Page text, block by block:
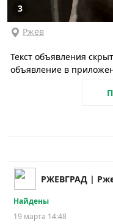
3
Ржев
Текст объявления
объявление в
РЖЕВГРАД |
Найдены
19 марта 14:48